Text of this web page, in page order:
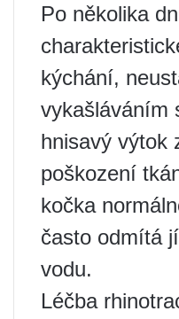
Po několika
kýchání,
vykašláváním
hnisavý výtok
poškození
kočka
často odmítá
vodu.
Léčba